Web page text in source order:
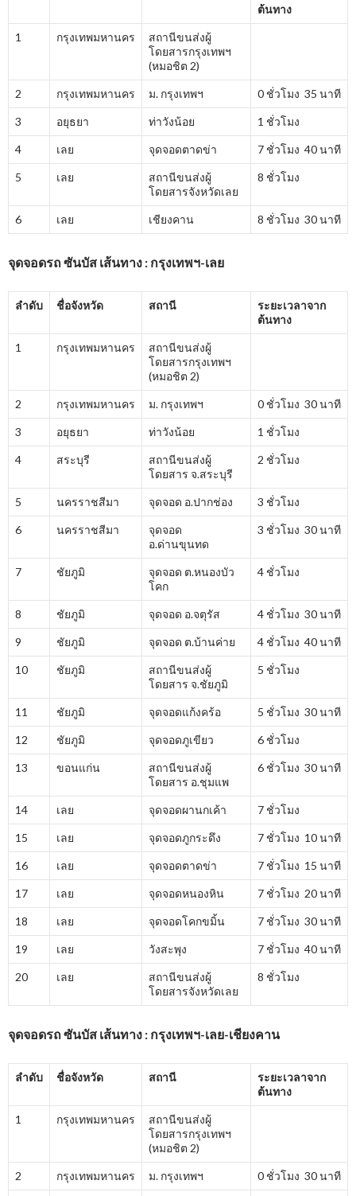
ต้นทาง
1 กรุงเทพมหานคร
สถานีขนส่งผู้
โดยสารกรุงเทพฯ
(หมอชิต 2)
2 กรุงเทพมหานคร ม. กรุงเทพฯ 0 ชั่วโมง 35 นาที
3 อยุธยา ท่าวังน้อย 1 ชั่วโมง
4 เลย จุดจอดตาดข่า 7 ชั่วโมง 40 นาที
5 เลย
สถานีขนส่งผู้
โดยสารจังหวัดเลย
8 ชั่วโมง
6 เลย เชียงคาน 8 ชั่วโมง 30 นาที
จุดจอดรถ ซันบัส เส้นทาง : กรุงเทพฯ-เลย
ลำดับ ชื่อจังหวัด สถานี
ระยะเวลาจาก
ต้นทาง
1 กรุงเทพมหานคร
สถานีขนส่งผู้
โดยสารกรุงเทพฯ
(หมอชิต 2)
2 กรุงเทพมหานคร ม. กรุงเทพฯ 0 ชั่วโมง 30 นาที
3 อยุธยา ท่าวังน้อย 1 ชั่วโมง
4 สระบุรี
สถานีขนส่งผู้
โดยสาร จ.สระบุรี
2 ชั่วโมง
5 นครราชสีมา จุดจอด อ.ปากช่อง 3 ชั่วโมง
6 นครราชสีมา
จุดจอด
อ.ด่านขุนทด
3 ชั่วโมง 30 นาที
7 ชัยภูมิ
จุดจอด ต.หนองบัว
โคก
4 ชั่วโมง
8 ชัยภูมิ จุดจอด อ.จตุรัส 4 ชั่วโมง 30 นาที
9 ชัยภูมิ จุดจอด ต.บ้านค่าย 4 ชั่วโมง 40 นาที
10 ชัยภูมิ
สถานีขนส่งผู้
โดยสาร จ.ชัยภูมิ
5 ชั่วโมง
11 ชัยภูมิ จุดจอดแก้งคร้อ 5 ชั่วโมง 30 นาที
12 ชัยภูมิ จุดจอดภูเขียว 6 ชั่วโมง
13 ขอนแก่น
สถานีขนส่งผู้
โดยสาร อ.ชุมแพ
6 ชั่วโมง 30 นาที
14 เลย จุดจอดผานกเค้า 7 ชั่วโมง
15 เลย จุดจอดภูกระดึง 7 ชั่วโมง 10 นาที
16 เลย จุดจอดตาดข่า 7 ชั่วโมง 15 นาที
17 เลย จุดจอดหนองหิน 7 ชั่วโมง 20 นาที
18 เลย จุดจอดโคกขมิ้น 7 ชั่วโมง 30 นาที
19 เลย วังสะพุง 7 ชั่วโมง 40 นาที
20 เลย
สถานีขนส่งผู้
โดยสารจังหวัดเลย
8 ชั่วโมง
จุดจอดรถ ซันบัส เส้นทาง : กรุงเทพฯ-เลย-เชียงคาน
ลำดับ ชื่อจังหวัด สถานี
ระยะเวลาจาก
ต้นทาง
1 กรุงเทพมหานคร
สถานีขนส่งผู้
โดยสารกรุงเทพฯ
(หมอชิต 2)
2 กรุงเทพมหานคร ม. กรุงเทพฯ 0 ชั่วโมง 30 นาที